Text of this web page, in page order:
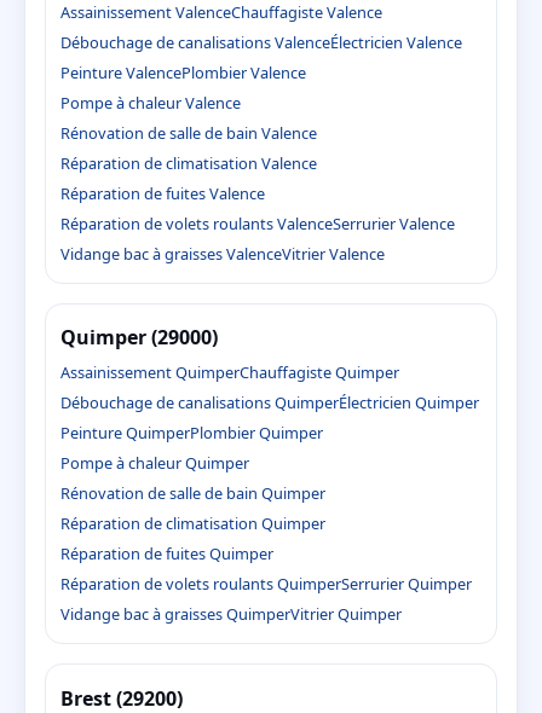
Assainissement ValenceChauffagiste Valence
Débouchage de canalisations ValenceÉlectricien Valence
Peinture ValencePlombier Valence
Pompe à chaleur Valence
Rénovation de salle de bain Valence
Réparation de climatisation Valence
Réparation de fuites Valence
Réparation de volets roulants ValenceSerrurier Valence
Vidange bac à graisses ValenceVitrier Valence
Quimper (29000)
Assainissement QuimperChauffagiste Quimper
Débouchage de canalisations QuimperÉlectricien Quimper
Peinture QuimperPlombier Quimper
Pompe à chaleur Quimper
Rénovation de salle de bain Quimper
Réparation de climatisation Quimper
Réparation de fuites Quimper
Réparation de volets roulants QuimperSerrurier Quimper
Vidange bac à graisses QuimperVitrier Quimper
Brest (29200)